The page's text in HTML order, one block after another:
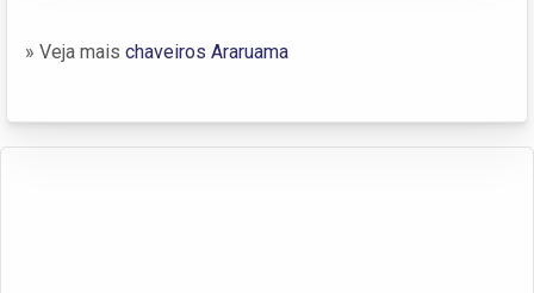
» Veja mais chaveiros Araruama